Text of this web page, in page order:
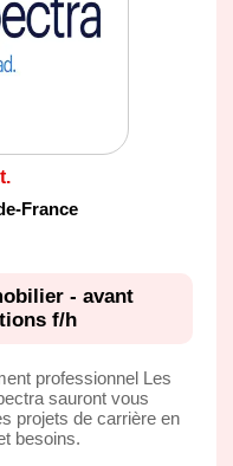
France
- avant
f/h
professionnel Les
sauront vous
projets de carrière en
besoins.